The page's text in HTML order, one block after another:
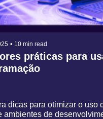
• 10 min read
práticas para
dicas para otimizar o uso
ambientes de